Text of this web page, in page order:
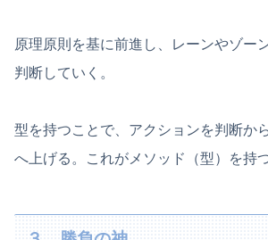
原理原則を基に前進し、レーンやゾー
判断していく。
型を持つことで、アクションを判断か
へ上げる。これがメソッド（型）を持